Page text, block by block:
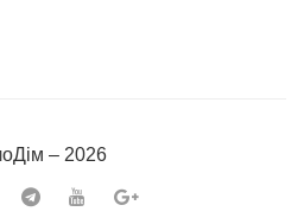
– 2026